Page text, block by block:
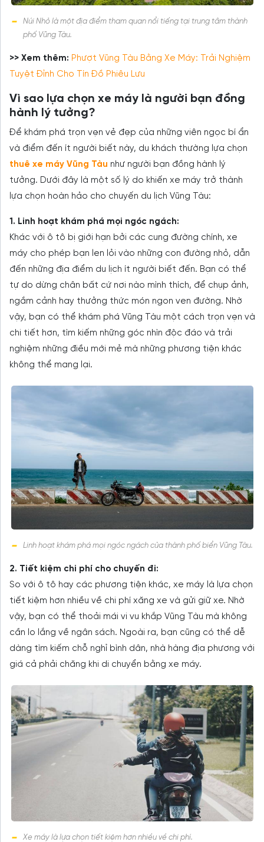
Núi Nhỏ là một địa điểm tham quan nổi tiếng tại trung tâm thành
phố Vũng Tàu.
>> Xem thêm: Phượt Vũng Tàu Bằng Xe Máy: Trải Nghiệm
Tuyệt Đỉnh Cho Tín Đồ Phiêu Lưu
Vì sao lựa chọn xe máy là người bạn đồng
hành lý tưởng?
Để khám phá trọn vẹn vẻ đẹp của những viên ngọc bí ẩn
và điểm đến ít người biết này, du khách thường lựa chọn
thuê xe máy Vũng Tàu như người bạn đồng hành lý
tưởng. Dưới đây là một số lý do khiến xe máy trở thành
lựa chọn hoàn hảo cho chuyến du lịch Vũng Tàu:
1. Linh hoạt khám phá mọi ngóc ngách:
Khác với ô tô bị giới hạn bởi các cung đường chính, xe
máy cho phép bạn len lỏi vào những con đường nhỏ, dẫn
đến những địa điểm du lịch ít người biết đến. Bạn có thể
tự do dừng chân bất cứ nơi nào mình thích, để chụp ảnh,
ngắm cảnh hay thưởng thức món ngon ven đường. Nhờ
vậy, bạn có thể khám phá Vũng Tàu một cách trọn vẹn và
chi tiết hơn, tìm kiếm những góc nhìn độc đáo và trải
nghiệm những điều mới mẻ mà những phương tiện khác
không thể mang lại.
Linh hoạt khám phá mọi ngóc ngách của thành phố biển Vũng Tàu.
2. Tiết kiệm chi phí cho chuyến đi:
So với ô tô hay các phương tiện khác, xe máy là lựa chọn
tiết kiệm hơn nhiều về chi phí xăng xe và gửi giữ xe. Nhờ
vậy, bạn có thể thoải mái vi vu khắp Vũng Tàu mà không
cần lo lắng về ngân sách. Ngoài ra, bạn cũng có thể dễ
dàng tìm kiếm chỗ nghỉ bình dân, nhà hàng địa phương với
giá cả phải chăng khi di chuyển bằng xe máy.
Xe máy là lựa chọn tiết kiệm hơn nhiều về chi phí.